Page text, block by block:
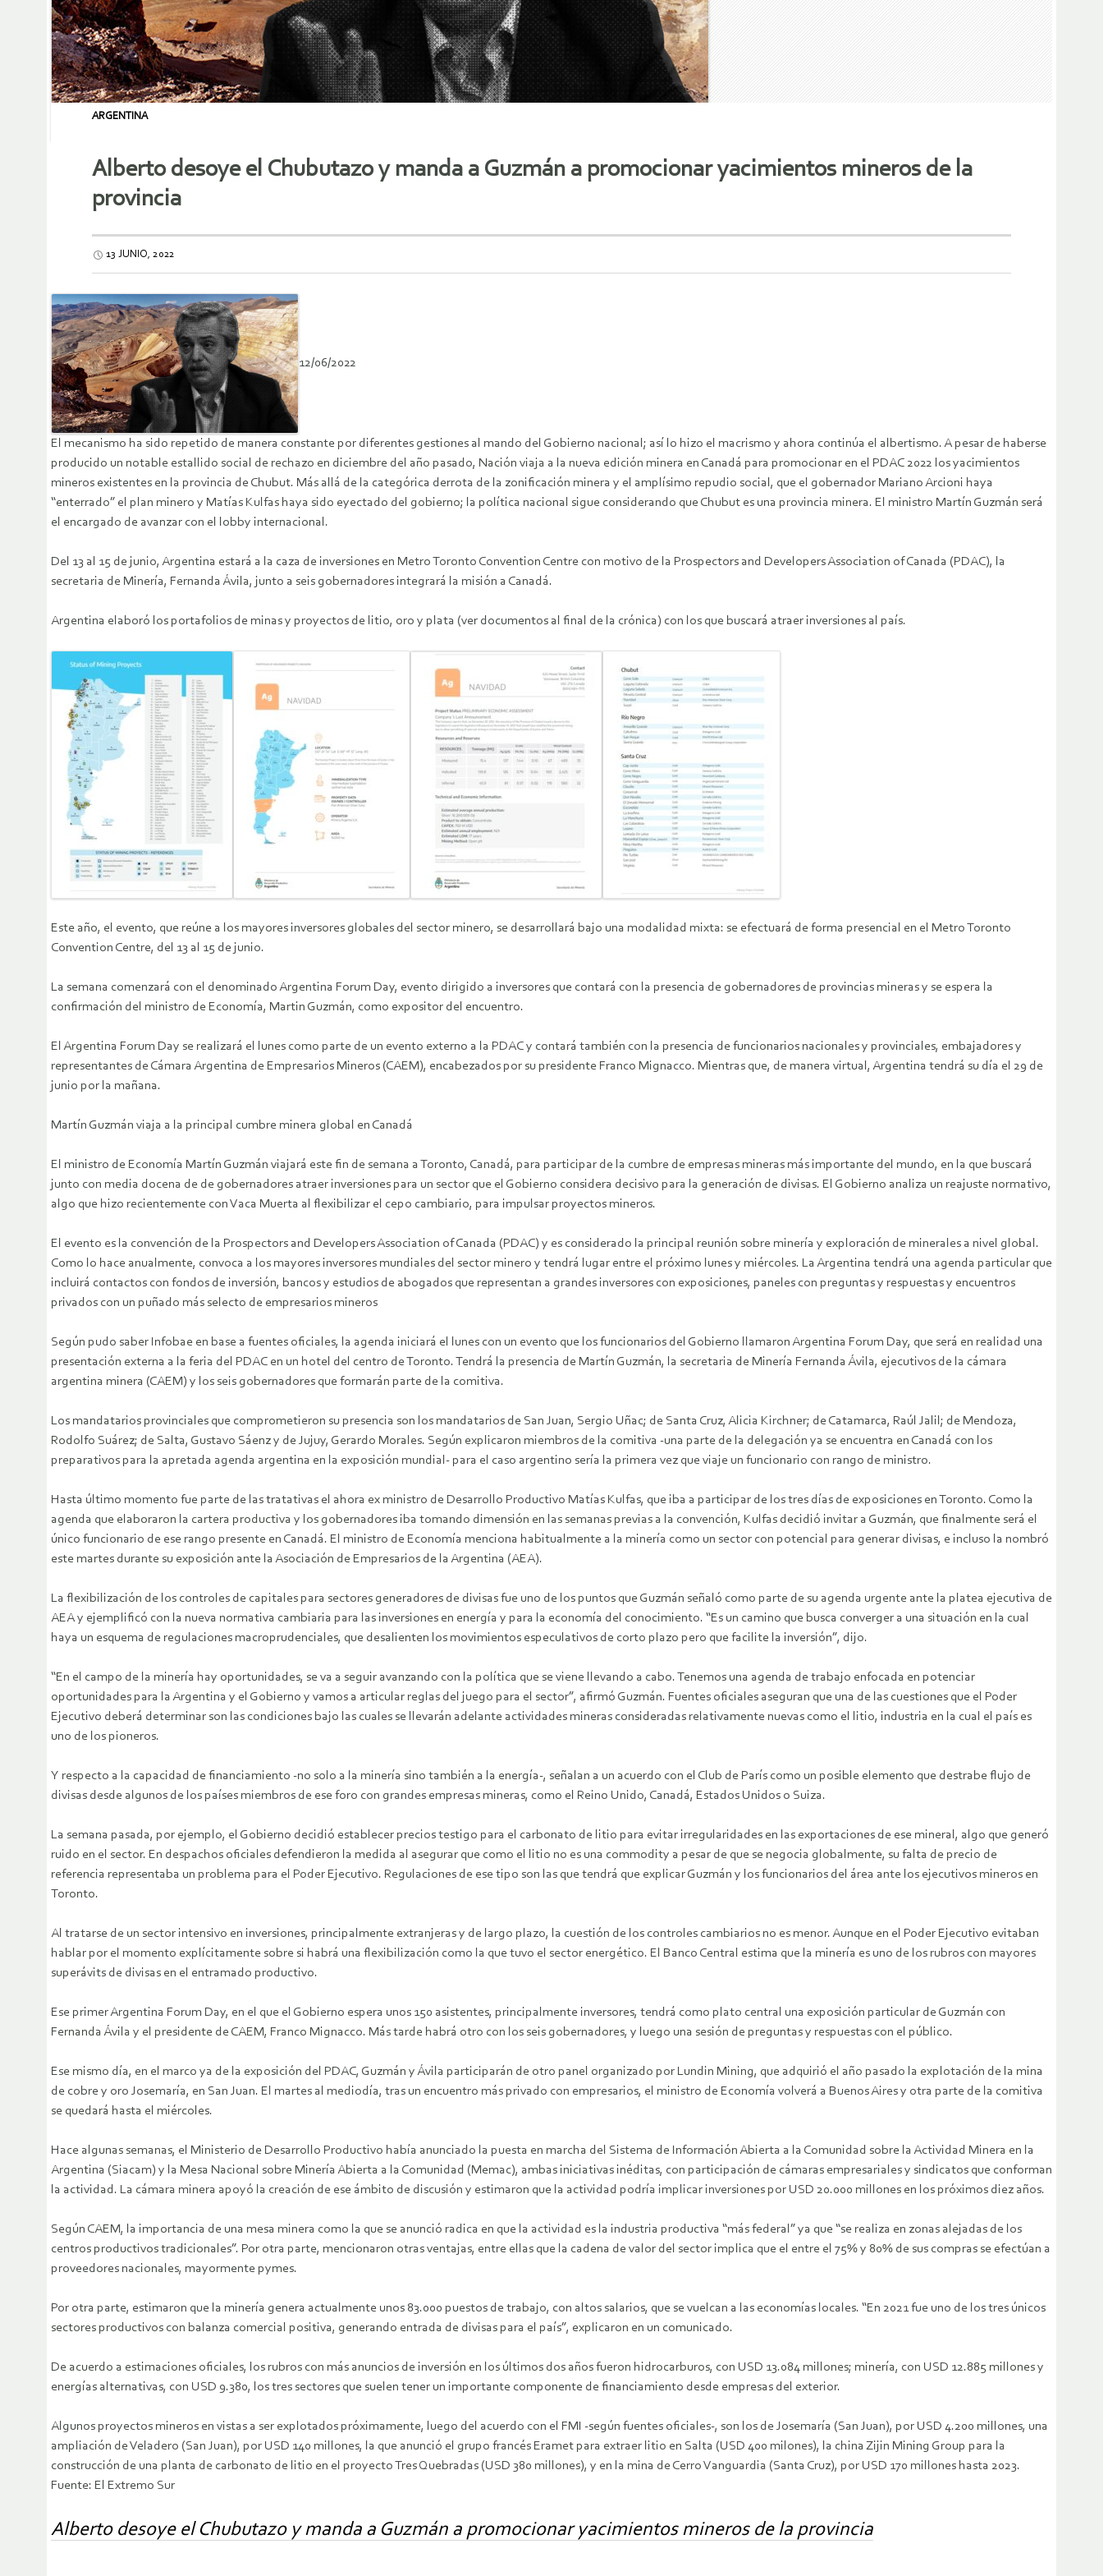
ARGENTINA
Alberto desoye el Chubutazo y manda a Guzmán a promocionar yacimientos mineros de la
provincia
13 JUNIO, 2022
12/06/2022
El mecanismo ha sido repetido de manera constante por diferentes gestiones al mando del Gobierno nacional; así lo hizo el macrismo y ahora continúa el albertismo. A pesar de haberse
producido un notable estallido social de rechazo en diciembre del año pasado, Nación viaja a la nueva edición minera en Canadá para promocionar en el PDAC 2022 los yacimientos
mineros existentes en la provincia de Chubut. Más allá de la categórica derrota de la zonificación minera y el amplísimo repudio social, que el gobernador Mariano Arcioni haya
“enterrado” el plan minero y Matías Kulfas haya sido eyectado del gobierno; la política nacional sigue considerando que Chubut es una provincia minera. El ministro Martín Guzmán será
el encargado de avanzar con el lobby internacional.
Del 13 al 15 de junio, Argentina estará a la caza de inversiones en Metro Toronto Convention Centre con motivo de la Prospectors and Developers Association of Canada (PDAC), la
secretaria de Minería, Fernanda Ávila, junto a seis gobernadores integrará la misión a Canadá.
Argentina elaboró los portafolios de minas y proyectos de litio, oro y plata (ver documentos al final de la crónica) con los que buscará atraer inversiones al país.
Este año, el evento, que reúne a los mayores inversores globales del sector minero, se desarrollará bajo una modalidad mixta: se efectuará de forma presencial en el Metro Toronto
Convention Centre, del 13 al 15 de junio.
La semana comenzará con el denominado Argentina Forum Day, evento dirigido a inversores que contará con la presencia de gobernadores de provincias mineras y se espera la
confirmación del ministro de Economía, Martin Guzmán, como expositor del encuentro.
El Argentina Forum Day se realizará el lunes como parte de un evento externo a la PDAC y contará también con la presencia de funcionarios nacionales y provinciales, embajadores y
representantes de Cámara Argentina de Empresarios Mineros (CAEM), encabezados por su presidente Franco Mignacco. Mientras que, de manera virtual, Argentina tendrá su día el 29 de
junio por la mañana.
Martín Guzmán viaja a la principal cumbre minera global en Canadá
El ministro de Economía Martín Guzmán viajará este fin de semana a Toronto, Canadá, para participar de la cumbre de empresas mineras más importante del mundo, en la que buscará
junto con media docena de de gobernadores atraer inversiones para un sector que el Gobierno considera decisivo para la generación de divisas. El Gobierno analiza un reajuste normativo,
algo que hizo recientemente con Vaca Muerta al flexibilizar el cepo cambiario, para impulsar proyectos mineros.
El evento es la convención de la Prospectors and Developers Association of Canada (PDAC) y es considerado la principal reunión sobre minería y exploración de minerales a nivel global.
Como lo hace anualmente, convoca a los mayores inversores mundiales del sector minero y tendrá lugar entre el próximo lunes y miércoles. La Argentina tendrá una agenda particular que
incluirá contactos con fondos de inversión, bancos y estudios de abogados que representan a grandes inversores con exposiciones, paneles con preguntas y respuestas y encuentros
privados con un puñado más selecto de empresarios mineros
Según pudo saber Infobae en base a fuentes oficiales, la agenda iniciará el lunes con un evento que los funcionarios del Gobierno llamaron Argentina Forum Day, que será en realidad una
presentación externa a la feria del PDAC en un hotel del centro de Toronto. Tendrá la presencia de Martín Guzmán, la secretaria de Minería Fernanda Ávila, ejecutivos de la cámara
argentina minera (CAEM) y los seis gobernadores que formarán parte de la comitiva.
Los mandatarios provinciales que comprometieron su presencia son los mandatarios de San Juan, Sergio Uñac; de Santa Cruz, Alicia Kirchner; de Catamarca, Raúl Jalil; de Mendoza,
Rodolfo Suárez; de Salta, Gustavo Sáenz y de Jujuy, Gerardo Morales. Según explicaron miembros de la comitiva -una parte de la delegación ya se encuentra en Canadá con los
preparativos para la apretada agenda argentina en la exposición mundial- para el caso argentino sería la primera vez que viaje un funcionario con rango de ministro.
Hasta último momento fue parte de las tratativas el ahora ex ministro de Desarrollo Productivo Matías Kulfas, que iba a participar de los tres días de exposiciones en Toronto. Como la
agenda que elaboraron la cartera productiva y los gobernadores iba tomando dimensión en las semanas previas a la convención, Kulfas decidió invitar a Guzmán, que finalmente será el
único funcionario de ese rango presente en Canadá. El ministro de Economía menciona habitualmente a la minería como un sector con potencial para generar divisas, e incluso la nombró
este martes durante su exposición ante la Asociación de Empresarios de la Argentina (AEA).
La flexibilización de los controles de capitales para sectores generadores de divisas fue uno de los puntos que Guzmán señaló como parte de su agenda urgente ante la platea ejecutiva de
AEA y ejemplificó con la nueva normativa cambiaria para las inversiones en energía y para la economía del conocimiento. “Es un camino que busca converger a una situación en la cual
haya un esquema de regulaciones macroprudenciales, que desalienten los movimientos especulativos de corto plazo pero que facilite la inversión”, dijo.
“En el campo de la minería hay oportunidades, se va a seguir avanzando con la política que se viene llevando a cabo. Tenemos una agenda de trabajo enfocada en potenciar
oportunidades para la Argentina y el Gobierno y vamos a articular reglas del juego para el sector”, afirmó Guzmán. Fuentes oficiales aseguran que una de las cuestiones que el Poder
Ejecutivo deberá determinar son las condiciones bajo las cuales se llevarán adelante actividades mineras consideradas relativamente nuevas como el litio, industria en la cual el país es
uno de los pioneros.
Y respecto a la capacidad de financiamiento -no solo a la minería sino también a la energía-, señalan a un acuerdo con el Club de París como un posible elemento que destrabe flujo de
divisas desde algunos de los países miembros de ese foro con grandes empresas mineras, como el Reino Unido, Canadá, Estados Unidos o Suiza.
La semana pasada, por ejemplo, el Gobierno decidió establecer precios testigo para el carbonato de litio para evitar irregularidades en las exportaciones de ese mineral, algo que generó
ruido en el sector. En despachos oficiales defendieron la medida al asegurar que como el litio no es una commodity a pesar de que se negocia globalmente, su falta de precio de
referencia representaba un problema para el Poder Ejecutivo. Regulaciones de ese tipo son las que tendrá que explicar Guzmán y los funcionarios del área ante los ejecutivos mineros en
Toronto.
Al tratarse de un sector intensivo en inversiones, principalmente extranjeras y de largo plazo, la cuestión de los controles cambiarios no es menor. Aunque en el Poder Ejecutivo evitaban
hablar por el momento explícitamente sobre si habrá una flexibilización como la que tuvo el sector energético. El Banco Central estima que la minería es uno de los rubros con mayores
superávits de divisas en el entramado productivo.
Ese primer Argentina Forum Day, en el que el Gobierno espera unos 150 asistentes, principalmente inversores, tendrá como plato central una exposición particular de Guzmán con
Fernanda Ávila y el presidente de CAEM, Franco Mignacco. Más tarde habrá otro con los seis gobernadores, y luego una sesión de preguntas y respuestas con el público.
Ese mismo día, en el marco ya de la exposición del PDAC, Guzmán y Ávila participarán de otro panel organizado por Lundin Mining, que adquirió el año pasado la explotación de la mina
de cobre y oro Josemaría, en San Juan. El martes al mediodía, tras un encuentro más privado con empresarios, el ministro de Economía volverá a Buenos Aires y otra parte de la comitiva
se quedará hasta el miércoles.
Hace algunas semanas, el Ministerio de Desarrollo Productivo había anunciado la puesta en marcha del Sistema de Información Abierta a la Comunidad sobre la Actividad Minera en la
Argentina (Siacam) y la Mesa Nacional sobre Minería Abierta a la Comunidad (Memac), ambas iniciativas inéditas, con participación de cámaras empresariales y sindicatos que conforman
la actividad. La cámara minera apoyó la creación de ese ámbito de discusión y estimaron que la actividad podría implicar inversiones por USD 20.000 millones en los próximos diez años.
Según CAEM, la importancia de una mesa minera como la que se anunció radica en que la actividad es la industria productiva “más federal” ya que “se realiza en zonas alejadas de los
centros productivos tradicionales”. Por otra parte, mencionaron otras ventajas, entre ellas que la cadena de valor del sector implica que el entre el 75% y 80% de sus compras se efectúan a
proveedores nacionales, mayormente pymes.
Por otra parte, estimaron que la minería genera actualmente unos 83.000 puestos de trabajo, con altos salarios, que se vuelcan a las economías locales. “En 2021 fue uno de los tres únicos
sectores productivos con balanza comercial positiva, generando entrada de divisas para el país”, explicaron en un comunicado.
De acuerdo a estimaciones oficiales, los rubros con más anuncios de inversión en los últimos dos años fueron hidrocarburos, con USD 13.084 millones; minería, con USD 12.885 millones y
energías alternativas, con USD 9.380, los tres sectores que suelen tener un importante componente de financiamiento desde empresas del exterior.
Algunos proyectos mineros en vistas a ser explotados próximamente, luego del acuerdo con el FMI -según fuentes oficiales-, son los de Josemaría (San Juan), por USD 4.200 millones, una
ampliación de Veladero (San Juan), por USD 140 millones, la que anunció el grupo francés Eramet para extraer litio en Salta (USD 400 milones), la china Zijin Mining Group para la
construcción de una planta de carbonato de litio en el proyecto Tres Quebradas (USD 380 millones), y en la mina de Cerro Vanguardia (Santa Cruz), por USD 170 millones hasta 2023.
Fuente: El Extremo Sur
Alberto desoye el Chubutazo y manda a Guzmán a promocionar yacimientos mineros de la provincia